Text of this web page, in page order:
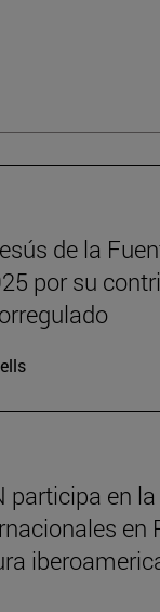
de la
por su
participa en
en